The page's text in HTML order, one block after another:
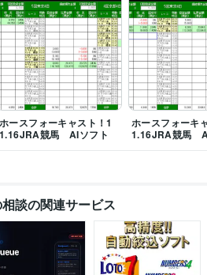
ホースフォーキャスト！1
1.16JRA競馬 AIソフト
ホースフォーキ
1.16JRA競馬
談の関連サービス